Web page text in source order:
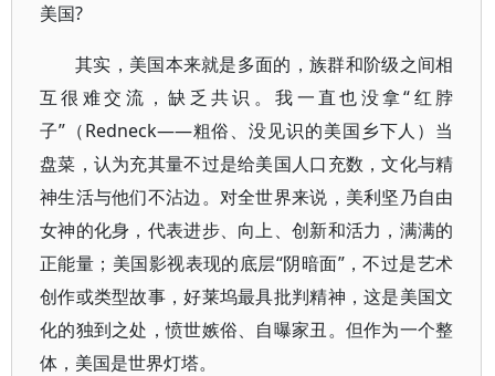
美国?
其实，美国本来就是多面的，族群和阶级之间相
互很难交流，缺乏共识。我一直也没拿“红脖
子”（Redneck——粗俗、没见识的美国乡下人）当
盘菜，认为充其量不过是给美国人口充数，文化与精
神生活与他们不沾边。对全世界来说，美利坚乃自由
女神的化身，代表进步、向上、创新和活力，满满的
正能量；美国影视表现的底层“阴暗面”，不过是艺术
创作或类型故事，好莱坞最具批判精神，这是美国文
化的独到之处，愤世嫉俗、自曝家丑。但作为一个整
体，美国是世界灯塔。